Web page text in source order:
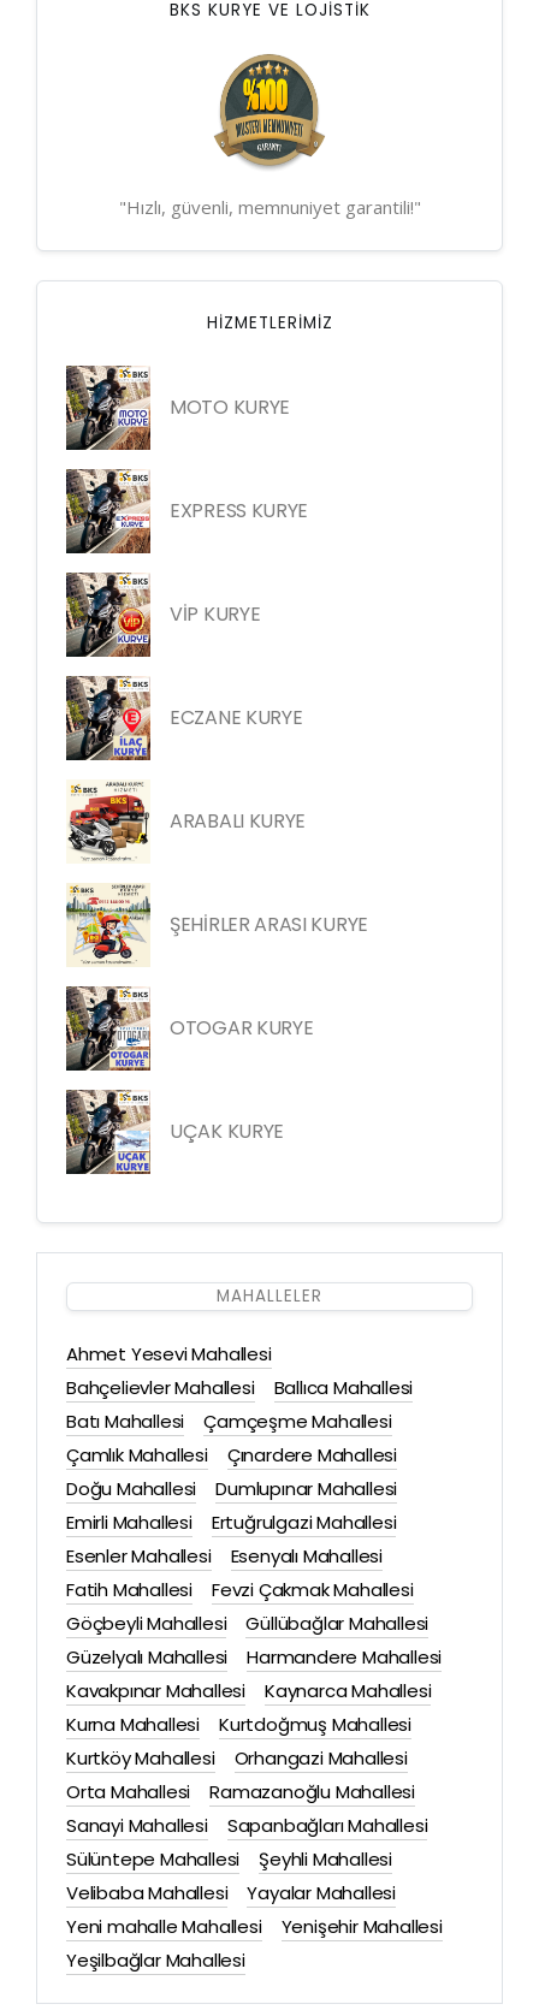
BKS KURYE VE LOJİSTİK
"Hızlı, güvenli, memnuniyet garantili!"
HIZMETLERIMIZ
MOTO KURYE
EXPRESS KURYE
VİP KURYE
ECZANE KURYE
ARABALI KURYE
ŞEHİRLER ARASI KURYE
OTOGAR KURYE
UÇAK KURYE
MAHALLELER
Ahmet Yesevi Mahallesi
Bahçelievler Mahallesi
Ballıca Mahallesi
Batı Mahallesi
Çamçeşme Mahallesi
Çamlık Mahallesi
Çınardere Mahallesi
Doğu Mahallesi
Dumlupınar Mahallesi
Emirli Mahallesi
Ertuğrulgazi Mahallesi
Esenler Mahallesi
Esenyalı Mahallesi
Fatih Mahallesi
Fevzi Çakmak Mahallesi
Göçbeyli Mahallesi
Güllübağlar Mahallesi
Güzelyalı Mahallesi
Harmandere Mahallesi
Kavakpınar Mahallesi
Kaynarca Mahallesi
Kurna Mahallesi
Kurtdoğmuş Mahallesi
Kurtköy Mahallesi
Orhangazi Mahallesi
Orta Mahallesi
Ramazanoğlu Mahallesi
Sanayi Mahallesi
Sapanbağları Mahallesi
Sülüntepe Mahallesi
Şeyhli Mahallesi
Velibaba Mahallesi
Yayalar Mahallesi
Yeni mahalle Mahallesi
Yenişehir Mahallesi
Yeşilbağlar Mahallesi